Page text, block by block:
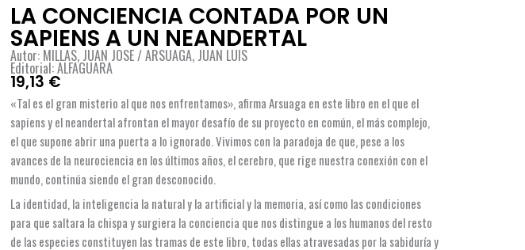
LA CONCIENCIA CONTADA POR UN
SAPIENS A UN NEANDERTAL
Autor: MILLAS, JUAN JOSE / ARSUAGA, JUAN LUIS
Editorial: ALFAGUARA
19,13 €
«Tal es el gran misterio al que nos enfrentamos», afirma Arsuaga en este libro en el que el
sapiens y el neandertal afrontan el mayor desafío de su proyecto en común, el más complejo,
el que supone abrir una puerta a lo ignorado. Vivimos con la paradoja de que, pese a los
avances de la neurociencia en los últimos años, el cerebro, que rige nuestra conexión con el
mundo, continúa siendo el gran desconocido.
La identidad, la inteligencia la natural y la artificial y la memoria, así como las condiciones
para que saltara la chispa y surgiera la conciencia que nos distingue a los humanos del resto
de las especies constituyen las tramas de este libro, todas ellas atravesadas por la sabiduría y